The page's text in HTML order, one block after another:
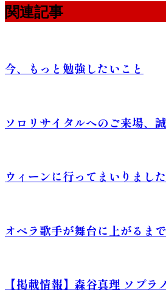
関連記事
今、もっと勉強したいこと
ソロリサイタルへのご来場、
ウィーンに行ってまいりまし
オペラ歌手が舞台に上がるま
【掲載情報】森谷真理 ソプ